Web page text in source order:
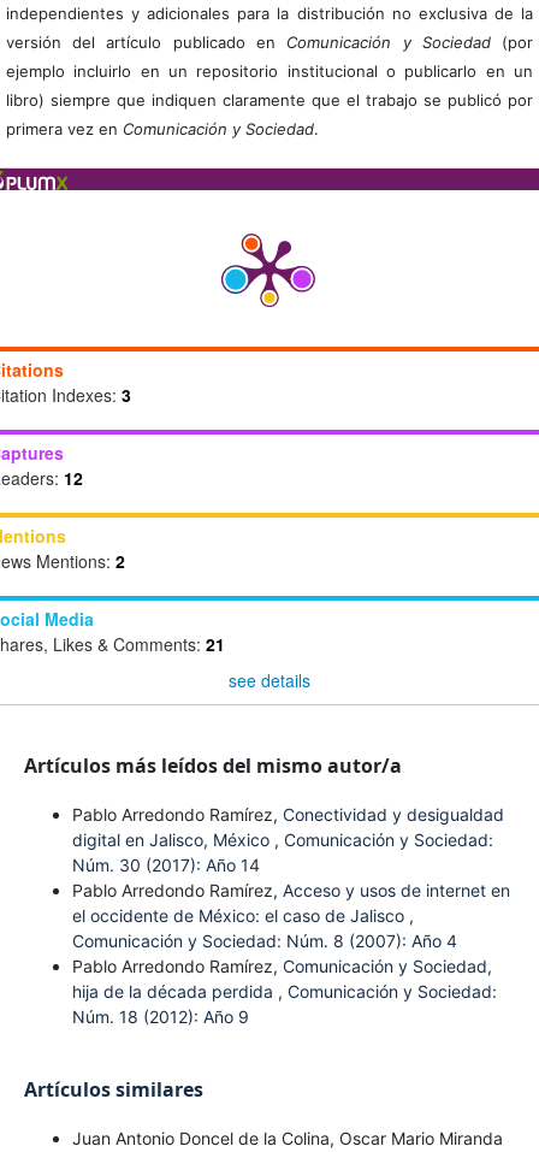
independientes y adicionales para la distribución no exclusiva de la
versión del artículo publicado en Comunicación y Sociedad(por
ejemplo incluirlo en un repositorio institucional o publicarlo en un
libro) siempre que indiquen claramente que el trabajo se publicó por
primera vez en Comunicación y Sociedad.
Indexes: 3
12
Mentions: 2
Media
Likes & Comments: 21
see details
Artículos más leídos del mismo autor/a
Pablo Arredondo Ramírez, Conectividad y desigualdad
digital en Jalisco, México , Comunicación y Sociedad:
Núm. 30 (2017): Año 14
Pablo Arredondo Ramírez, Acceso y usos de internet en
el occidente de México: el caso de Jalisco ,
Comunicación y Sociedad: Núm. 8 (2007): Año 4
Pablo Arredondo Ramírez, Comunicación y Sociedad,
hija de la década perdida , Comunicación y Sociedad:
Núm. 18 (2012): Año 9
Artículos similares
Juan Antonio Doncel de la Colina, Oscar Mario Miranda